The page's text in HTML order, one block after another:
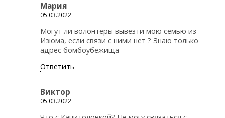
Мария
05.03.2022
Могут ли волонтёры вывезти мою семью из
Изюма, если связи с ними нет ? Знаю только
адрес бомбоубежища
Ответить
Виктор
05.03.2022